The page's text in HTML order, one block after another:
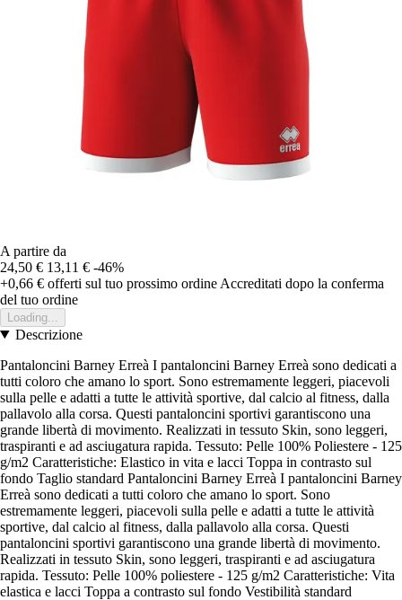
A partire da
24,50 € 13,11 € -46%
+0,66 € offerti sul tuo prossimo ordine Accreditati dopo la conferma
del tuo ordine
Loading...
Descrizione
Pantaloncini Barney Erreà I pantaloncini Barney Erreà sono dedicati a
tutti coloro che amano lo sport. Sono estremamente leggeri, piacevoli
sulla pelle e adatti a tutte le attività sportive, dal calcio al fitness, dalla
pallavolo alla corsa. Questi pantaloncini sportivi garantiscono una
grande libertà di movimento. Realizzati in tessuto Skin, sono leggeri,
traspiranti e ad asciugatura rapida. Tessuto: Pelle 100% Poliestere - 125
g/m2 Caratteristiche: Elastico in vita e lacci Toppa in contrasto sul
fondo Taglio standard Pantaloncini Barney Erreà I pantaloncini Barney
Erreà sono dedicati a tutti coloro che amano lo sport. Sono
estremamente leggeri, piacevoli sulla pelle e adatti a tutte le attività
sportive, dal calcio al fitness, dalla pallavolo alla corsa. Questi
pantaloncini sportivi garantiscono una grande libertà di movimento.
Realizzati in tessuto Skin, sono leggeri, traspiranti e ad asciugatura
rapida. Tessuto: Pelle 100% poliestere - 125 g/m2 Caratteristiche: Vita
elastica e lacci Toppa a contrasto sul fondo Vestibilità standard